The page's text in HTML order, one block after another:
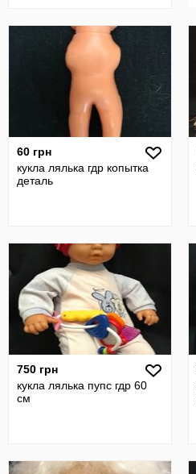
60 грн
кукла лялька гдр копытка
деталь
750 грн
кукла лялька пупс гдр 60
см